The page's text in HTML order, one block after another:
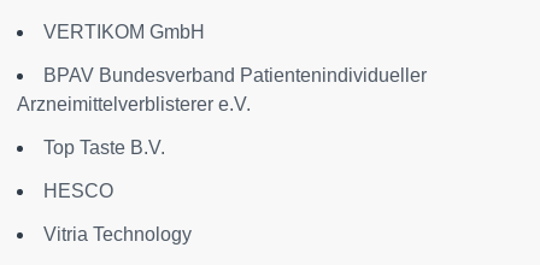
VERTIKOM GmbH
BPAV Bundesverband Patientenindividueller
Arzneimittelverblisterer e.V.
Top Taste B.V.
HESCO
Vitria Technology